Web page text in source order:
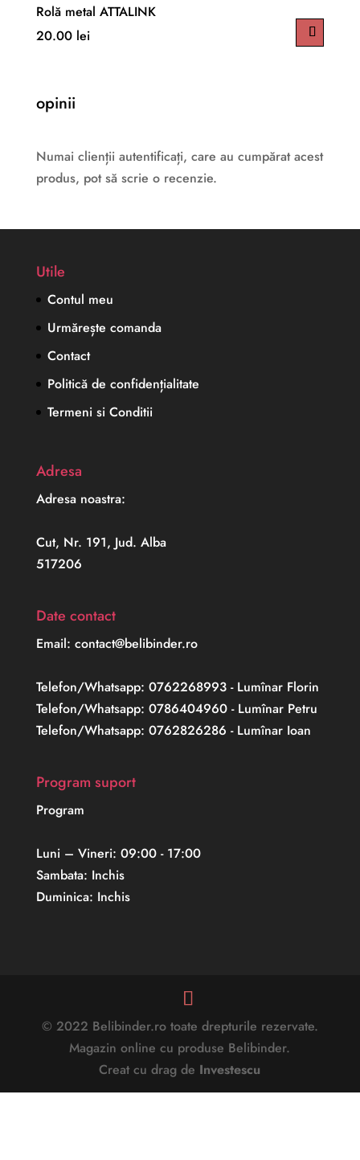
Rolă metal ATTALINK
20.00 lei
opinii
Numai clienții autentificați, care au cumpărat acest
produs, pot să scrie o recenzie.
Utile
Contul meu
Urmărește comanda
Contact
Politică de confidențialitate
Termeni si Conditii
Adresa
Adresa noastra:
Cut, Nr. 191, Jud. Alba
517206
Date contact
Email: contact@belibinder.ro
Telefon/Whatsapp: 0762268993 - Lumînar Florin
Telefon/Whatsapp: 0786404960 - Lumînar Petru
Telefon/Whatsapp: 0762826286 - Lumînar Ioan
Program suport
Program
Luni – Vineri: 09:00 - 17:00
Sambata: Inchis
Duminica: Inchis
© 2022 Belibinder.ro toate drepturile rezervate.
Magazin online cu produse Belibinder.
Creat cu drag de Investescu